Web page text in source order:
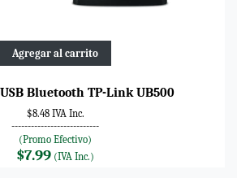
Agregar al carrito
Bluetooth TP-Link UB500
$8.48 IVA Inc.
---------------------------
(Promo Efectivo)
$7.99 (IVA Inc.)